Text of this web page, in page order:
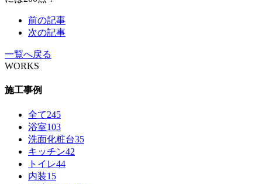
前の記事
次の記事
一覧へ戻る
WORKS
施工事例
全て245
浴室103
洗面化粧台35
キッチン42
トイレ44
内装15